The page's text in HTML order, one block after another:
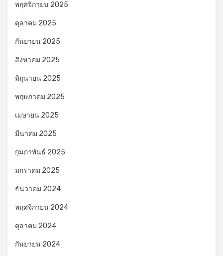
พฤศจิกายน 2025
ตุลาคม 2025
กันยายน 2025
สิงหาคม 2025
มิถุนายน 2025
พฤษภาคม 2025
เมษายน 2025
มีนาคม 2025
กุมภาพันธ์ 2025
มกราคม 2025
ธันวาคม 2024
พฤศจิกายน 2024
ตุลาคม 2024
กันยายน 2024